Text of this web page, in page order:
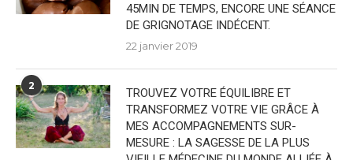
45MIN DE TEMPS, ENCORE UNE SÉANCE
DE GRIGNOTAGE INDÉCENT.
22 janvier 2019
2
TROUVEZ VOTRE ÉQUILIBRE ET
TRANSFORMEZ VOTRE VIE GRÂCE À
MES ACCOMPAGNEMENTS SUR-
MESURE : LA SAGESSE DE LA PLUS